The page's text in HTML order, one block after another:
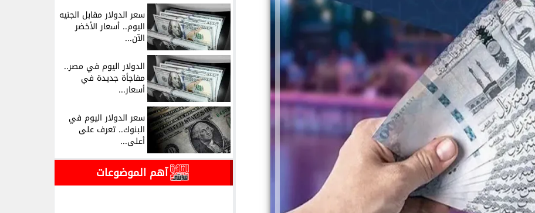
سعر الدولار مقابل الجنيه
اليوم.. أسعار الأخضر
الآن...
الدولار اليوم في مصر..
مفاجأة جديدة في
أسعار...
سعر الدولار اليوم في
البنوك.. تعرف على
أعلى...
آهم الموضوعات